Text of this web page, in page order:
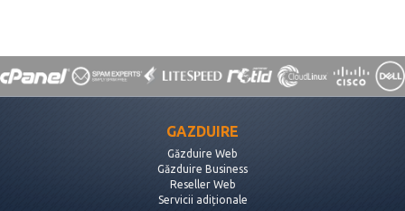
GAZDUIRE
Găzduire Web
Găzduire Business
Reseller Web
Servicii adiționale